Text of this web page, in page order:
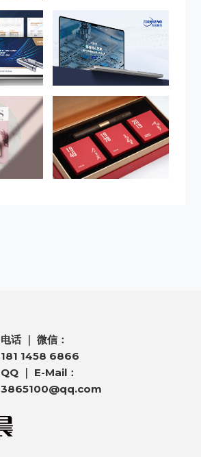
电话 ｜ 微信：
181 1458 6866
QQ ｜ E-Mail：
3865100@qq.com